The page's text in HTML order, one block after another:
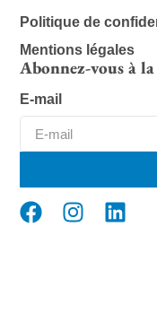
Politique de
Mentions légales
Abonnez-vous à
E-mail